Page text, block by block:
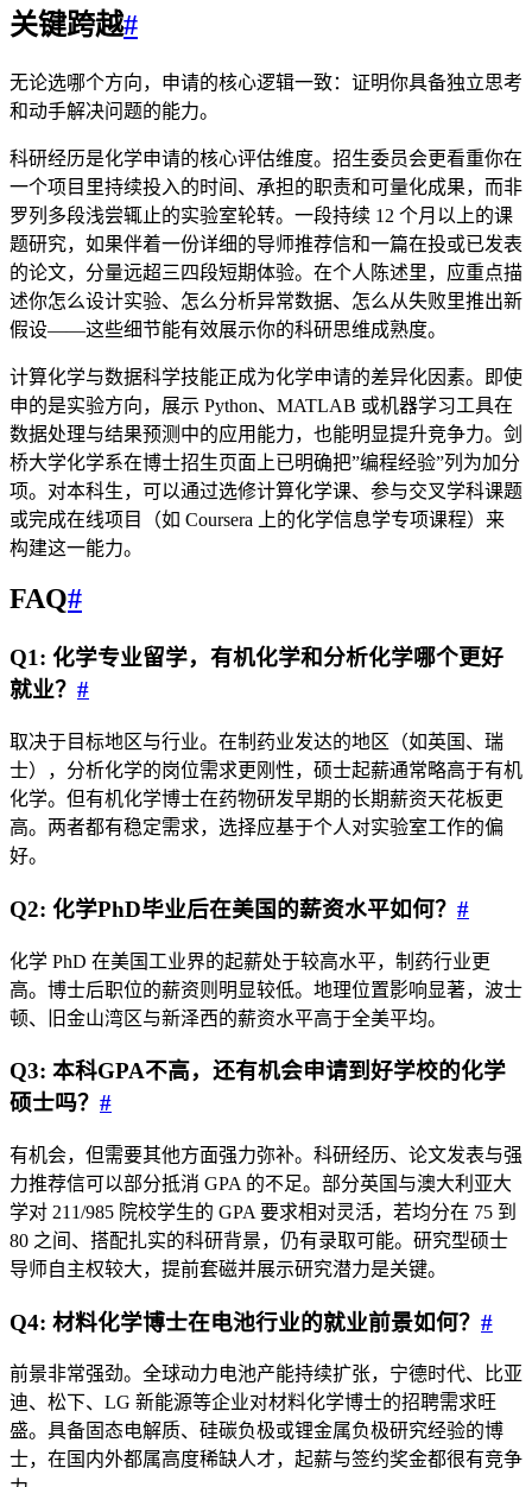
关键跨越#
无论选哪个方向，申请的核心逻辑一致：证明你具备独立思考
和动手解决问题的能力。
科研经历是化学申请的核心评估维度。招生委员会更看重你在
一个项目里持续投入的时间、承担的职责和可量化成果，而非
罗列多段浅尝辄止的实验室轮转。一段持续 12 个月以上的课
题研究，如果伴着一份详细的导师推荐信和一篇在投或已发表
的论文，分量远超三四段短期体验。在个人陈述里，应重点描
述你怎么设计实验、怎么分析异常数据、怎么从失败里推出新
假设——这些细节能有效展示你的科研思维成熟度。
计算化学与数据科学技能正成为化学申请的差异化因素。即使
申的是实验方向，展示 Python、MATLAB 或机器学习工具在
数据处理与结果预测中的应用能力，也能明显提升竞争力。剑
桥大学化学系在博士招生页面上已明确把”编程经验”列为加分
项。对本科生，可以通过选修计算化学课、参与交叉学科课题
或完成在线项目（如 Coursera 上的化学信息学专项课程）来
构建这一能力。
FAQ#
Q1: 化学专业留学，有机化学和分析化学哪个更好
就业？ #
取决于目标地区与行业。在制药业发达的地区（如英国、瑞
士），分析化学的岗位需求更刚性，硕士起薪通常略高于有机
化学。但有机化学博士在药物研发早期的长期薪资天花板更
高。两者都有稳定需求，选择应基于个人对实验室工作的偏
好。
Q2: 化学PhD毕业后在美国的薪资水平如何？ #
化学 PhD 在美国工业界的起薪处于较高水平，制药行业更
高。博士后职位的薪资则明显较低。地理位置影响显著，波士
顿、旧金山湾区与新泽西的薪资水平高于全美平均。
Q3: 本科GPA不高，还有机会申请到好学校的化学
硕士吗？ #
有机会，但需要其他方面强力弥补。科研经历、论文发表与强
力推荐信可以部分抵消 GPA 的不足。部分英国与澳大利亚大
学对 211/985 院校学生的 GPA 要求相对灵活，若均分在 75 到
80 之间、搭配扎实的科研背景，仍有录取可能。研究型硕士
导师自主权较大，提前套磁并展示研究潜力是关键。
Q4: 材料化学博士在电池行业的就业前景如何？ #
前景非常强劲。全球动力电池产能持续扩张，宁德时代、比亚
迪、松下、LG 新能源等企业对材料化学博士的招聘需求旺
盛。具备固态电解质、硅碳负极或锂金属负极研究经验的博
士，在国内外都属高度稀缺人才，起薪与签约奖金都很有竞争